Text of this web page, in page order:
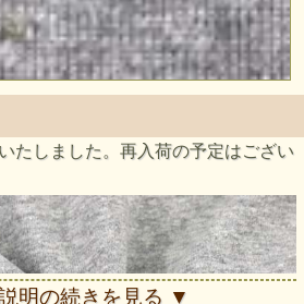
たしました。再入荷の予定はござい
明の続きを見る ▼